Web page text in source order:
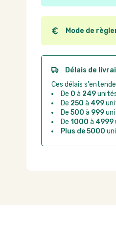
Ce produit est éco-
recyclables. Ces
utilisation. L'origine
Mode de
Quel que soit le
Good Act.
Paiement CB :
Virement
Chorus Pro :
Délais de
Ces délais
De 0 à 249
De 250 à 499
De 500 à 999
De 1000 à 4999
Plus de 5000